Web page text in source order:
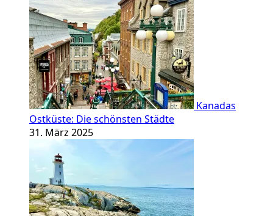
Kanadas
Ostküste: Die schönsten Städte
31. März 2025